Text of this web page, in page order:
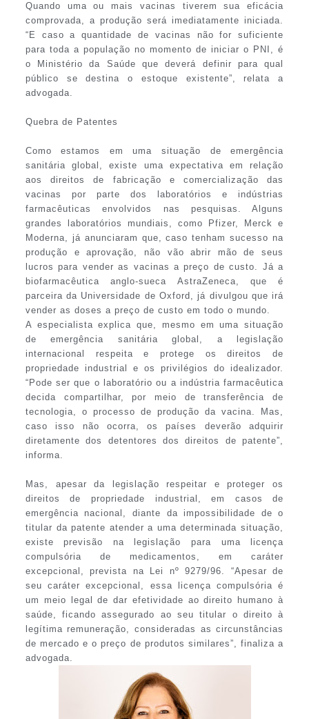
Quando uma ou mais vacinas tiverem sua eficácia
comprovada, a produção será imediatamente iniciada.
“E caso a quantidade de vacinas não for suficiente
para toda a população no momento de iniciar o PNI, é
o Ministério da Saúde que deverá definir para qual
público se destina o estoque existente”, relata a
advogada.
Quebra de Patentes
Como estamos em uma situação de emergência
sanitária global, existe uma expectativa em relação
aos direitos de fabricação e comercialização das
vacinas por parte dos laboratórios e indústrias
farmacêuticas envolvidos nas pesquisas. Alguns
grandes laboratórios mundiais, como Pfizer, Merck e
Moderna, já anunciaram que, caso tenham sucesso na
produção e aprovação, não vão abrir mão de seus
lucros para vender as vacinas a preço de custo. Já a
biofarmacêutica anglo-sueca AstraZeneca, que é
parceira da Universidade de Oxford, já divulgou que irá
vender as doses a preço de custo em todo o mundo.
A especialista explica que, mesmo em uma situação
de emergência sanitária global, a legislação
internacional respeita e protege os direitos de
propriedade industrial e os privilégios do idealizador.
“Pode ser que o laboratório ou a indústria farmacêutica
decida compartilhar, por meio de transferência de
tecnologia, o processo de produção da vacina. Mas,
caso isso não ocorra, os países deverão adquirir
diretamente dos detentores dos direitos de patente”,
informa.
Mas, apesar da legislação respeitar e proteger os
direitos de propriedade industrial, em casos de
emergência nacional, diante da impossibilidade de o
titular da patente atender a uma determinada situação,
existe previsão na legislação para uma licença
compulsória de medicamentos, em caráter
excepcional, prevista na Lei nº 9279/96. “Apesar de
seu caráter excepcional, essa licença compulsória é
um meio legal de dar efetividade ao direito humano à
saúde, ficando assegurado ao seu titular o direito à
legítima remuneração, consideradas as circunstâncias
de mercado e o preço de produtos similares”, finaliza a
advogada.